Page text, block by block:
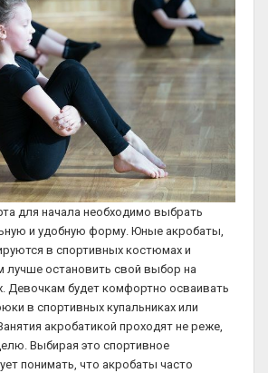
для начала необходимо выбрать
и удобную форму. Юные акробаты,
в спортивных костюмах и
лучше остановить свой выбор на
Девочкам будет комфортно осваивать
в спортивных купальниках или
акробатикой проходят не реже,
Выбирая это спортивное
понимать, что акробаты часто